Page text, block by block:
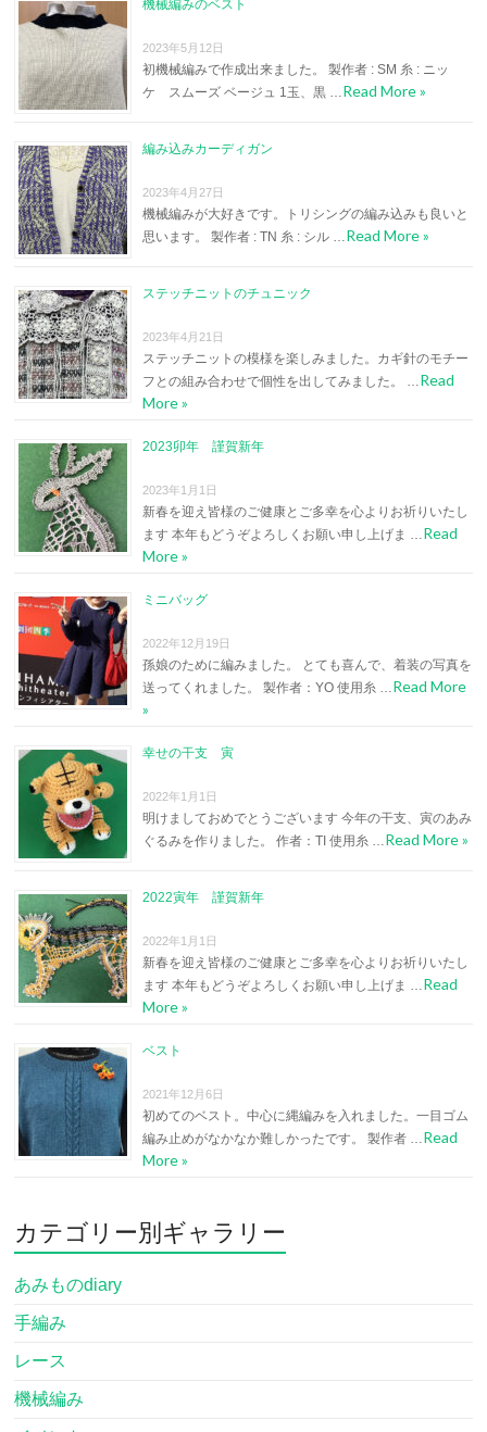
機械編みのベスト
2023年5月12日
初機械編みで作成出来ました。 製作者 : SM 糸 : ニッ
ケ スムーズ ベージュ 1玉、黒 …Read More »
編み込みカーディガン
2023年4月27日
機械編みが大好きです。トリシングの編み込みも良いと
思います。 製作者 : TN 糸 : シル …Read More »
ステッチニットのチュニック
2023年4月21日
ステッチニットの模様を楽しみました。カギ針のモチー
フとの組み合わせで個性を出してみました。 …Read
More »
2023卯年 謹賀新年
2023年1月1日
新春を迎え皆様のご健康とご多幸を心よりお祈りいたし
ます 本年もどうぞよろしくお願い申し上げま …Read
More »
ミニバッグ
2022年12月19日
孫娘のために編みました。 とても喜んで、着装の写真を
送ってくれました。 製作者：YO 使用糸 …Read More
»
幸せの干支 寅
2022年1月1日
明けましておめでとうございます 今年の干支、寅のあみ
ぐるみを作りました。 作者：TI 使用糸 …Read More »
2022寅年 謹賀新年
2022年1月1日
新春を迎え皆様のご健康とご多幸を心よりお祈りいたし
ます 本年もどうぞよろしくお願い申し上げま …Read
More »
ベスト
2021年12月6日
初めてのベスト。中心に縄編みを入れました。一目ゴム
編み止めがなかなか難しかったです。 製作者 …Read
More »
カテゴリー別ギャラリー
あみものdiary
手編み
レース
機械編み